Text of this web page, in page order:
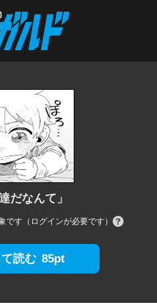
ガルド
だなんて」
です（ログインが必要です）
読む 85pt